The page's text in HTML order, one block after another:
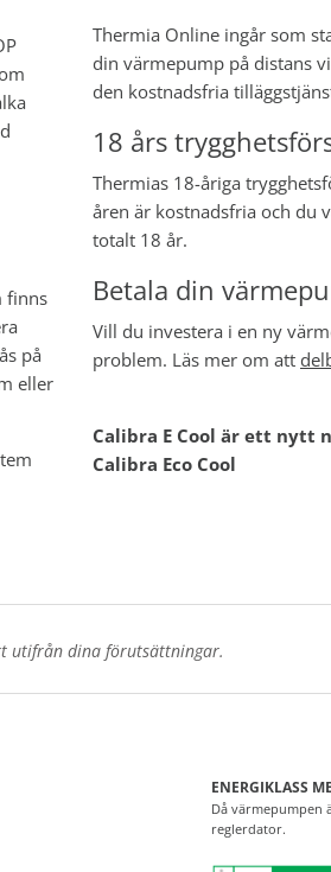
finns
på
eller
Thermia Online ingår som
din värmepump på distans
den kostnadsfria
18 års
Thermias 18-åriga
åren är kostnadsfria och du
totalt 18 år.
Betala din
Vill du investera i en ny
problem. Läs mer om att
Calibra E Cool är ett nytt
Calibra Eco Cool
utifrån dina förutsättningar.
ENERGIKLASS
Då värmepumpen
reglerdator.